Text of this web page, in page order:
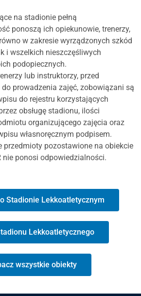
na stadionie pełną
ponoszą ich opiekunowie, trenerzy,
w zakresie wyrządzonych szkód
i wszelkich nieszczęśliwych
podopiecznych.
lub instruktorzy, przed
prowadzenia zajęć, zobowiązani są
do rejestru korzystających
obsługę stadionu, ilości
organizującego zajęcia oraz
własnoręcznym podpisem.
przedmioty pozostawione na obiekcie
nie ponosi odpowiedzialności.
Stadionie Lekkoatletycznym
Lekkoatletycznego
wszystkie obiekty